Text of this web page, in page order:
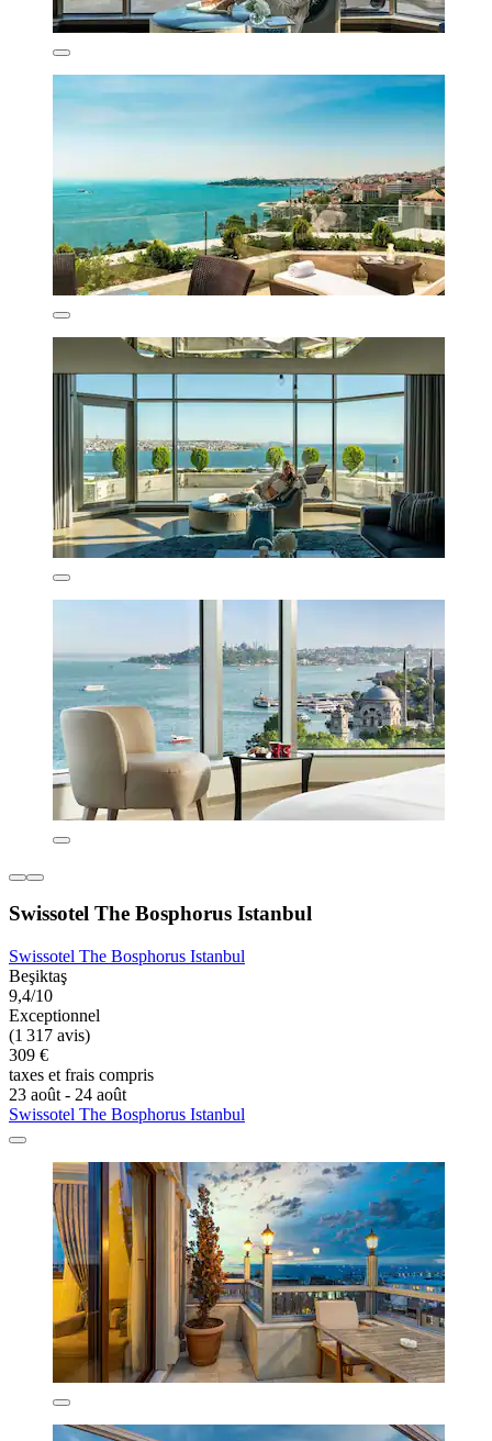
Swissotel The Bosphorus Istanbul
Swissotel The Bosphorus Istanbul
Beşiktaş
9,4/10
Exceptionnel
(1 317 avis)
309 €
taxes et frais compris
23 août - 24 août
Swissotel The Bosphorus Istanbul